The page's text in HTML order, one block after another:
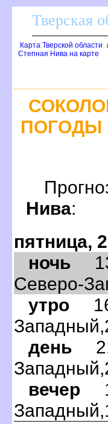
Тверская
Карта Тверской области
Степная Нива на карте
ПОГОДЫ
Нива:
пятница,
ночь
Северо-
утро
день
вечер